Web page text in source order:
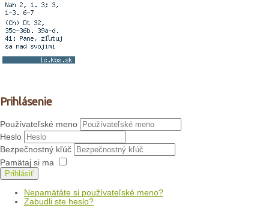
Prihlásenie
Používateľské meno
Heslo
Bezpečnostný kľúč
Pamätaj si ma
Prihlásiť
Nepamätáte si používateľské meno?
Zabudli ste heslo?